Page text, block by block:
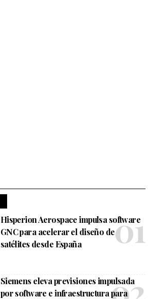
Hisperion Aerospace impulsa software
GNC para acelerar el diseño de
satélites desde España
Siemens eleva previsiones impulsada
por software e infraestructura para